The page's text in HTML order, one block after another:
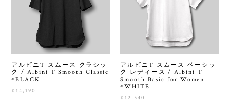
アルビニT スムース クラシッ
ク / Albini T Smooth Classic
#BLACK
¥14,190
アルビニT スムース ベーシッ
ク レディース / Albini T
Smooth Basic for Women
#WHITE
¥12,540